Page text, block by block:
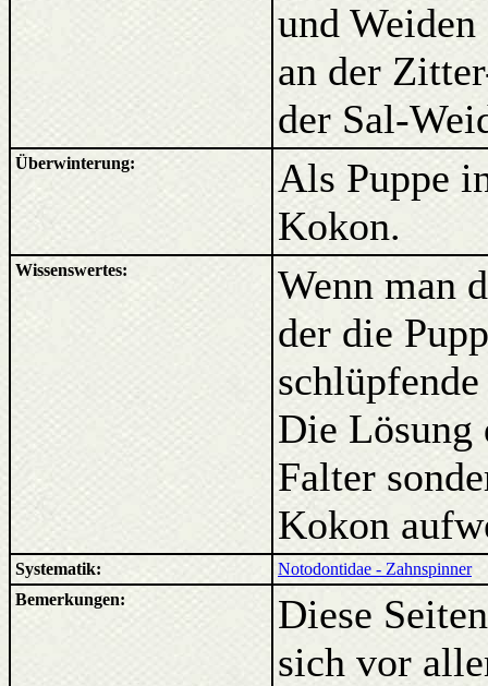
und Weiden
an der
der Sal-
Überwinterung:
Als Puppe
Kokon.
Wissenswertes:
Wenn man
der die
Die Lösung
Falter
Kokon
Systematik:
Notodontidae - Zahnspinner
Bemerkungen:
Diese
sich vor